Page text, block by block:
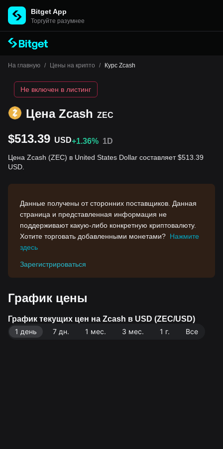
Bitget App
Торгуйте разумнее
На главную / Цены на крипто / Курс Zcash
Цена Zcash ZEC
Не включен в листинг
$513.39 USD+1.36% 1D
Цена Zcash (ZEC) в United States Dollar составляет $513.39
USD.
Данные получены от сторонних поставщиков. Данная
страница и представленная информация не
поддерживают какую-либо конкретную криптовалюту.
Хотите торговать добавленными монетами? Нажмите
здесь
Зарегистрироваться
График цены
График текущих цен на Zcash в USD (ZEC/USD)
1 день
7 дн. 1 мес. 3 мес. 1 г. Все